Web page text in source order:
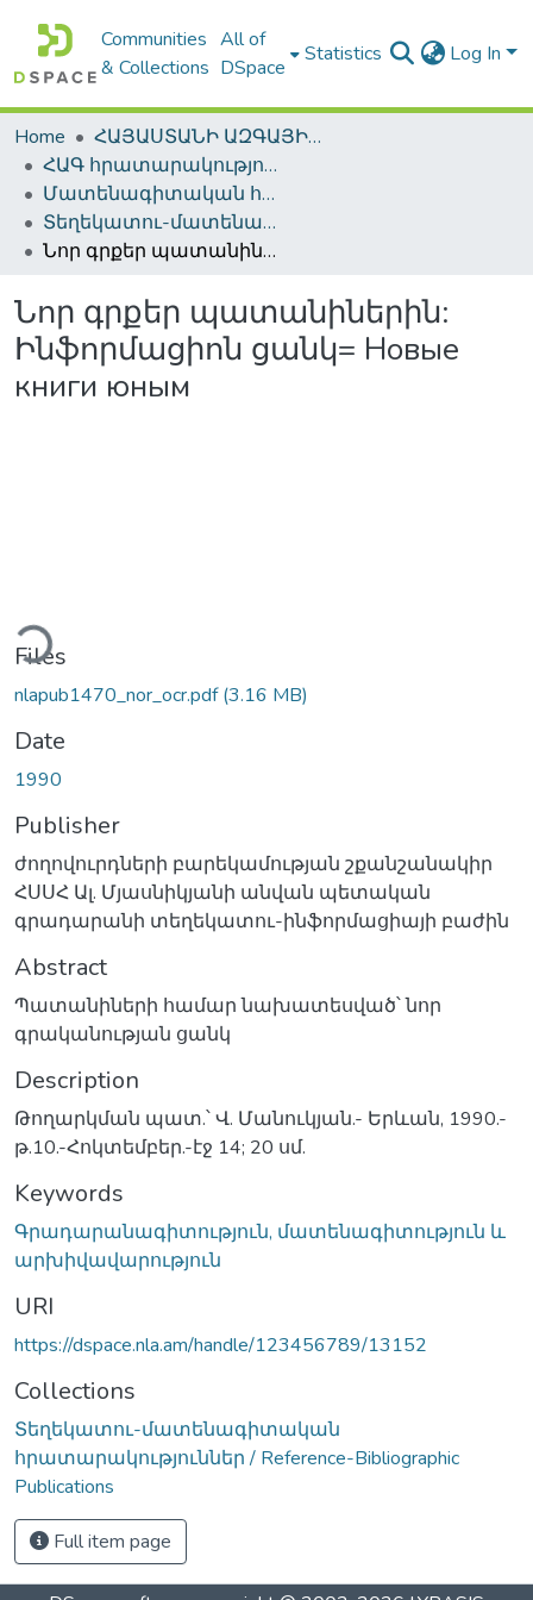
Communities
& Collections
All of
DSpace
Statistics Log In
Home
ՀԱՅԱՍՏԱՆԻ ԱԶԳԱՅԻՆ ԳՐԱԴԱՐԱՆԻ ԹՎԱՅԻՆ ՊԱՀՈՑ / DIGITAL REPOSITORY OF NLA
ՀԱԳ հրատարակություններ / NLA Publications
Մատենագիտական հրատարակություններ / Bibliographic publications
Տեղեկատու-մատենագիտական հրատարակություններ / Reference-Bibliographic Publications
Նոր գրքեր պատանիներին: Ինֆորմացիոն ցանկ= Новые книги юным
Նոր գրքեր պատանիներին:
Ինֆորմացիոն ցանկ= Новые
книги юным
Files
nlapub1470_nor_ocr.pdf(3.16 MB)
Date
1990
Publisher
ժողովուրդների բարեկամության շքանշանակիր
ՀՍՍՀ Ալ. Մյասնիկյանի անվան պետական
գրադարանի տեղեկատու-ինֆորմացիայի բաժին
Abstract
Պատանիների համար նախատեսված՝ նոր
գրականության ցանկ
Description
Թողարկման պատ.՝ Վ. Մանուկյան.- Երևան, 1990.-
թ.10.-Հոկտեմբեր.-էջ 14; 20 սմ.
Keywords
Գրադարանագիտություն, մատենագիտություն և
արխիվավարություն
URI
https://dspace.nla.am/handle/123456789/13152
Collections
Տեղեկատու-մատենագիտական
հրատարակություններ / Reference-Bibliographic
Publications
Full item page